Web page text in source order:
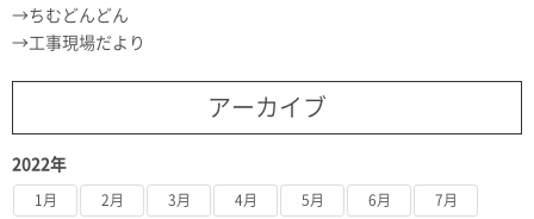
ちむどんどん
工事現場だより
アーカイブ
2022年
1月 2月 3月 4月 5月 6月 7月